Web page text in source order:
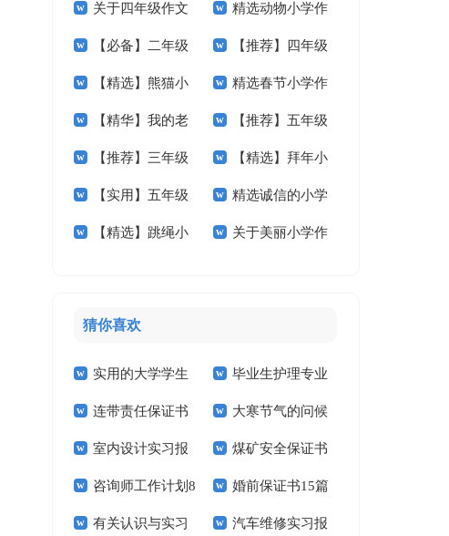
小学作文400字5篇 集七篇
关于四年级作文
300字集合5篇
精选动物小学作
文300字四篇
【必备】二年级
作文300字集合6篇
【推荐】四年级
的我作文合集10篇
【精选】熊猫小
学作文汇编六篇
精选春节小学作
文汇编8篇
【精华】我的老
师小学作文5篇
【推荐】五年级
作文300字锦集6篇
【推荐】三年级
叙事作文300字四篇
【精选】拜年小
学作文汇编10篇
【实用】五年级
作文300字锦集6篇
精选诚信的小学
作文汇总9篇
【精选】跳绳小 关于美丽小学作
猜你喜欢
实用的大学学生
实习报告范文锦集六
篇
毕业生护理专业
求职信精选15篇
连带责任保证书 大寒节气的问候
祝福语
室内设计实习报
告汇编15篇
煤矿安全保证书
(15篇)
咨询师工作计划8
篇
婚前保证书15篇
有关认识与实习 汽车维修实习报